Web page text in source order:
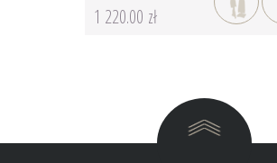
1 220.00 zł